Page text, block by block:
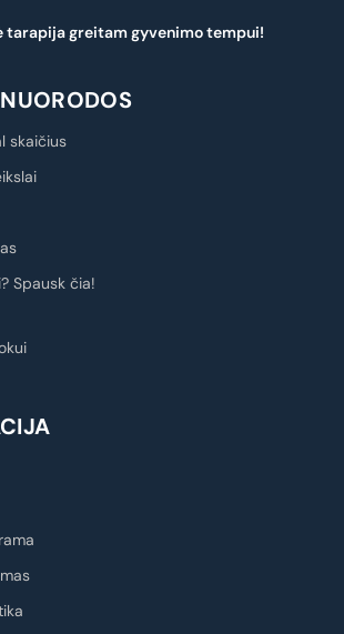
tarapija greitam gyvenimo tempui!
skaičius
Spausk čia!